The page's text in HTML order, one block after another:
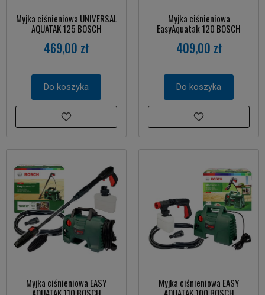
Myjka ciśnieniowa UNIVERSAL
AQUATAK 125 BOSCH
469,00 zł
Do koszyka
Myjka ciśnieniowa
EasyAquatak 120 BOSCH
409,00 zł
Do koszyka
Myjka ciśnieniowa EASY
AQUATAK 110 BOSCH
Myjka ciśnieniowa EASY
AQUATAK 100 BOSCH